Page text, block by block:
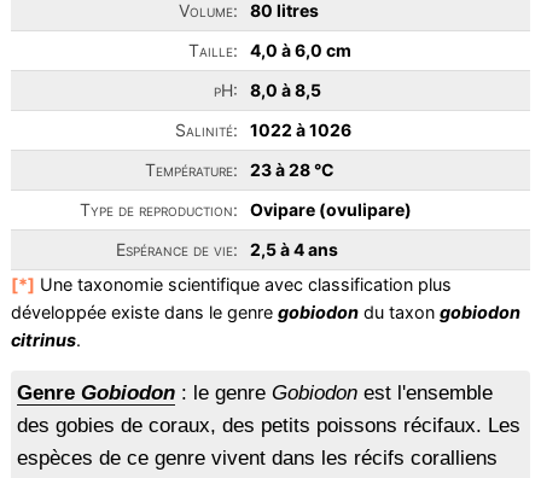
Volume:
80 litres
Taille:
4,0 à 6,0 cm
pH:
8,0 à 8,5
Salinité:
1022 à 1026
Température:
23 à 28 °C
Type de reproduction:
Ovipare (ovulipare)
Espérance de vie:
2,5 à 4 ans
[*] Une taxonomie scientifique avec classification plus
développée existe dans le genre gobiodondu taxon gobiodon
citrinus.
Genre Gobiodon: le genre Gobiodonest l'ensemble
des gobies de coraux, des petits poissons récifaux. Les
espèces de ce genre vivent dans les récifs coralliens